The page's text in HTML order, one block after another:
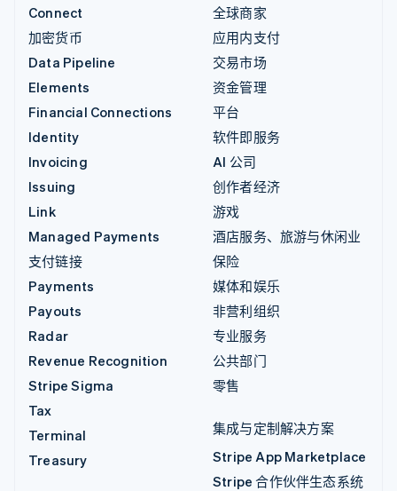
Connect
加密货币
Data Pipeline
Elements
Financial Connections
Identity
Invoicing
Issuing
Link
Managed Payments
支付链接
Payments
Payouts
Radar
Revenue Recognition
Stripe Sigma
Tax
Terminal
Treasury
全球商家
应用内支付
交易市场
资金管理
平台
软件即服务
AI 公司
创作者经济
游戏
酒店服务、旅游与休闲业
保险
媒体和娱乐
非营利组织
专业服务
公共部门
零售
集成与定制解决方案
Stripe App Marketplace
Stripe 合作伙伴生态系统